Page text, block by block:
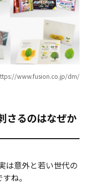
www.fusion.co.jp/dm/
さるのはなぜか
は意外と若い世代の
ね。